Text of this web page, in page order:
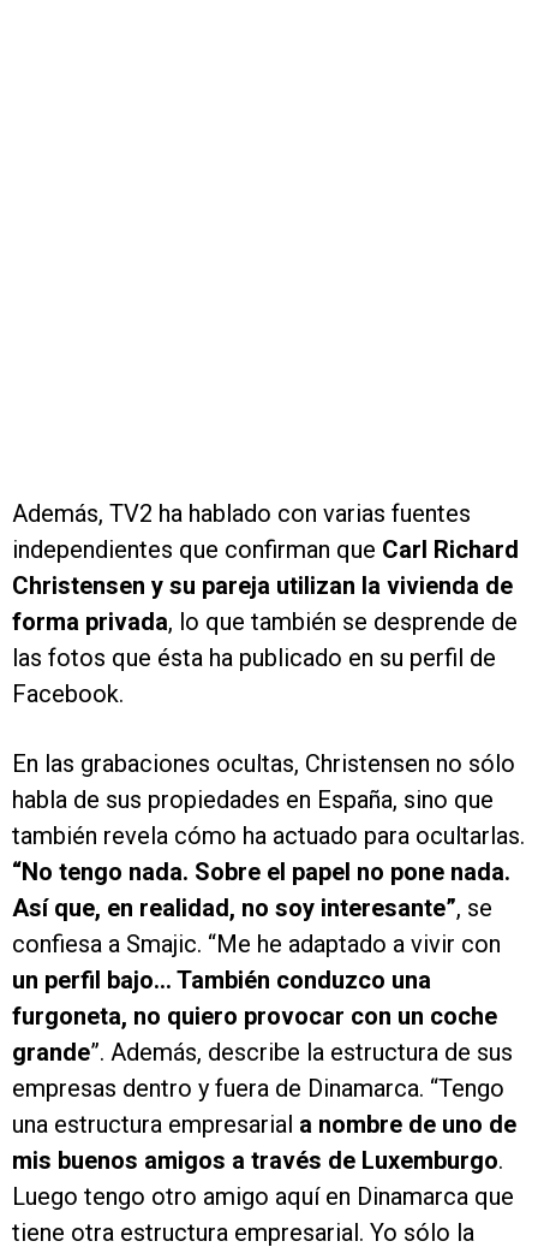
Además, TV2 ha hablado con varias fuentes
independientes que confirman que Carl Richard
Christensen y su pareja utilizan la vivienda de
forma privada, lo que también se desprende de
las fotos que ésta ha publicado en su perfil de
Facebook.
En las grabaciones ocultas, Christensen no sólo
habla de sus propiedades en España, sino que
también revela cómo ha actuado para ocultarlas.
“No tengo nada. Sobre el papel no pone nada.
Así que, en realidad, no soy interesante”, se
confiesa a Smajic. “Me he adaptado a vivir con
un perfil bajo... También conduzco una
furgoneta, no quiero provocar con un coche
grande”. Además, describe la estructura de sus
empresas dentro y fuera de Dinamarca. “Tengo
una estructura empresarial a nombre de uno de
mis buenos amigos a través de Luxemburgo.
Luego tengo otro amigo aquí en Dinamarca que
tiene otra estructura empresarial. Yo sólo la